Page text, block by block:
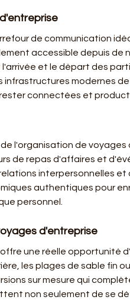
de communication
accessible depuis de
l'arrivée et le départ des
infrastructures modernes
connectées et
l'organisation de
de repas d'affaires et
interpersonnelles
authentiques pour
personnel.
d'entreprise
une réelle opportunité
les plages de sable fin
sur mesure qui
non seulement de se